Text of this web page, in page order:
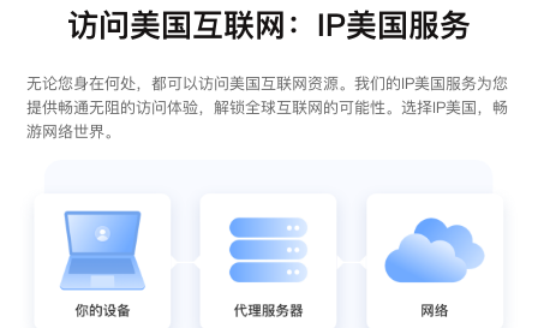
访问美国互联网：IP美国服务
无论您身在何处，都可以访问美国互联网资源。我们的IP美国服务为您
提供畅通无阻的访问体验，解锁全球互联网的可能性。选择IP美国，畅
游网络世界。